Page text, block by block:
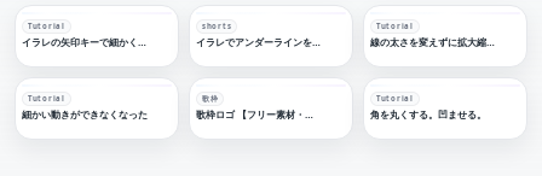
Tutorial
イラレの矢印キーで細かく移動する
shorts
イラレでアンダーラインを引く
Tutorial
線の太さを変えずに拡大縮小する
Tutorial
細かい動きができなくなった
歌枠
歌枠ロゴ 【フリー素材・サムネ素材】
Tutorial
角を丸くする。凹ませる。